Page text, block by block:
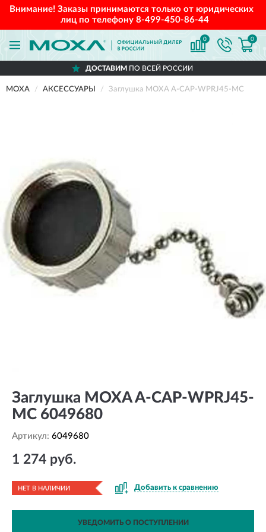
Внимание! Заказы принимаются только от юридических
лиц по телефону 8-499-450-86-44
0 0
ДОСТАВИМ ПО ВСЕЙ РОССИИ
MOXA АКСЕССУАРЫ Заглушка MOXA A-CAP-WPRJ45-MC
Заглушка MOXA A-CAP-WPRJ45-
MC 6049680
Артикул: 6049680
1 274 руб.
НЕТ В НАЛИЧИИ Добавить к сравнению
УВЕДОМИТЬ О ПОСТУПЛЕНИИ